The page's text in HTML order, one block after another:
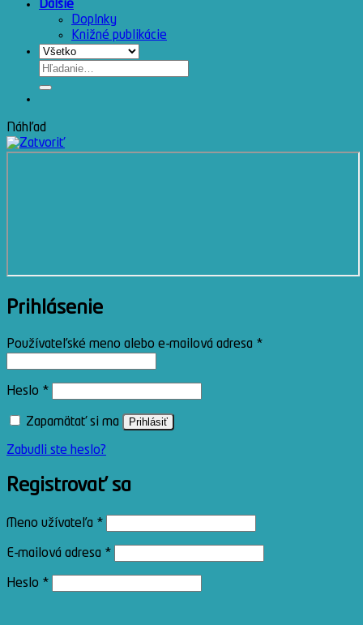
Ďalšie
Doplnky
Knižné publikácie
Hľadať:
Náhľad
Prihlásenie
Používateľské meno alebo e-mailová adresa *Povinné
Heslo *Povinné
Zapamätať si ma Prihlásiť
Zabudli ste heslo?
Registrovať sa
Meno užívateľa *Povinné
E-mailová adresa *Povinné
Heslo *Povinné